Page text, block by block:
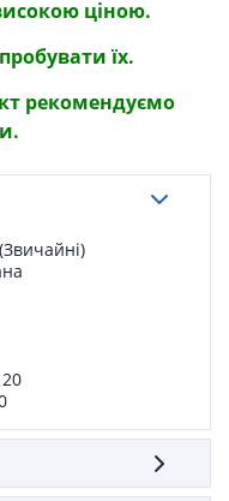
ціною.
їх.
рекомендуємо
20